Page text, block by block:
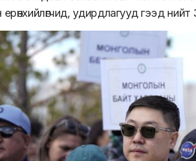
ерөнхийлөгчид, удирдлагууд гээд